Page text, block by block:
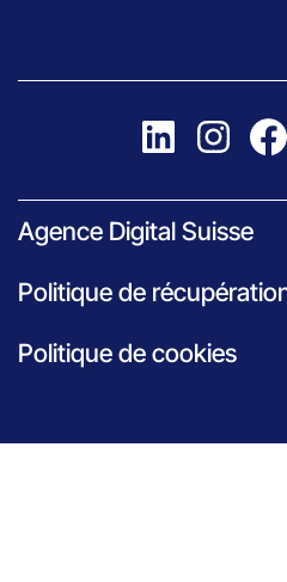
Agence Digital Suisse
Politique de
Politique de cookies